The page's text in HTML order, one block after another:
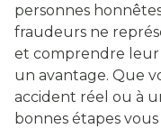
personnes
fraudeurs ne
et comprendre leur
un avantage. Que
accident réel ou à
bonnes étapes